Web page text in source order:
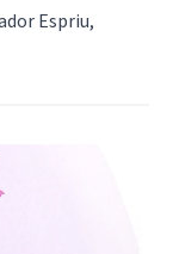
Espriu,